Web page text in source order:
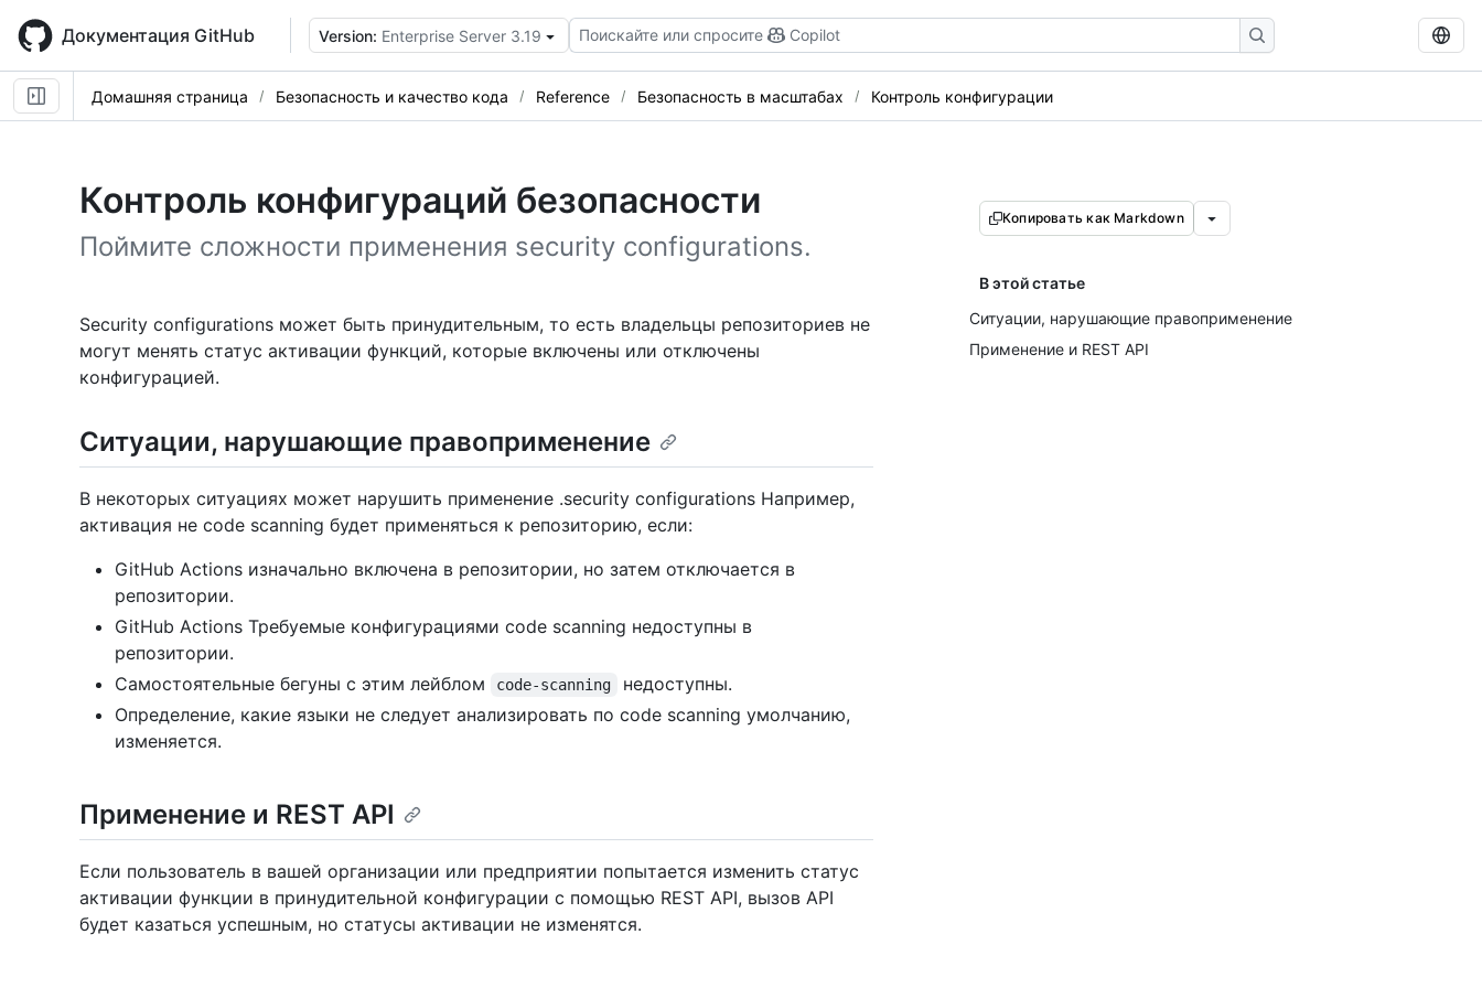
main
content
Документация GitHub Version: Enterprise Server 3.19 Поискайте или спросите Copilot
Домашняя страница Безопасность и качество кода Reference Безопасность в масштабах Контроль конфигурации
Контроль конфигураций безопасности
Поймите сложности применения security configurations.
Копировать как Markdown
В этой статье
Ситуации, нарушающие правоприменение
Применение и REST API
Security configurations может быть принудительным, то есть владельцы репозиториев не
могут менять статус активации функций, которые включены или отключены
конфигурацией.
Ситуации, нарушающие правоприменение
В некоторых ситуациях может нарушить применение .security configurations Например,
активация не code scanning будет применяться к репозиторию, если:
GitHub Actions изначально включена в репозитории, но затем отключается в
репозитории.
GitHub Actions Требуемые конфигурациями code scanning недоступны в
репозитории.
Самостоятельные бегуны с этим лейблом
code-scanning
недоступны.
Определение, какие языки не следует анализировать по code scanning умолчанию,
изменяется.
Применение и REST API
Если пользователь в вашей организации или предприятии попытается изменить статус
активации функции в принудительной конфигурации с помощью REST API, вызов API
будет казаться успешным, но статусы активации не изменятся.